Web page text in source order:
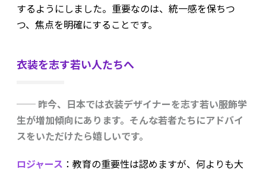
するようにしました。重要なのは、統一感を保ちつ
つ、焦点を明確にすることです。
衣装を志す若い人たちへ
── 昨今、日本では衣装デザイナーを志す若い服飾学
生が増加傾向にあります。そんな若者たちにアドバイ
スをいただけたら嬉しいです。
ロジャース ：教育の重要性は認めますが、何よりも大